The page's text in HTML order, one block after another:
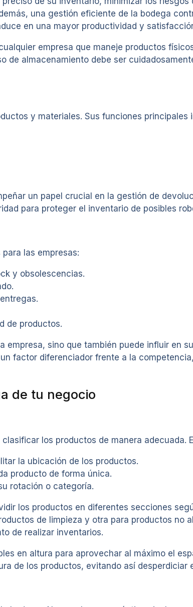
una gestión eficiente de la bodega
en una mayor productividad y
empresa que maneje productos
de almacenamiento debe ser
y materiales. Sus funciones principales
un papel crucial en la gestión de
para proteger el inventario de posibles
las empresas:
y obsolescencias.
de productos.
sino que también puede influir en
factor diferenciador frente a la
de tu negocio
los productos de manera adecuada.
la ubicación de los productos.
producto de forma única.
rotación o categoría.
los productos en diferentes secciones
de limpieza y otra para productos no
de realizar inventarios.
en altura para aprovechar al máximo el
de los productos, evitando así desperdiciar